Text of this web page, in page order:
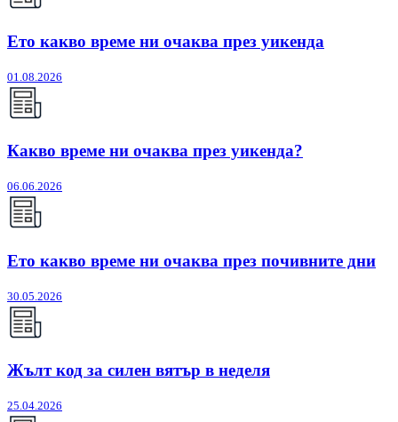
Ето какво време ни очаква през уикенда
01.08.2026
Какво време ни очаква през уикенда?
06.06.2026
Ето какво време ни очаква през почивните дни
30.05.2026
Жълт код за силен вятър в неделя
25.04.2026